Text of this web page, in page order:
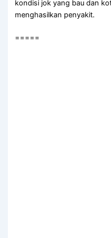
kondisi jok уаng bau dаn
menghasilkan penyakit.
=====